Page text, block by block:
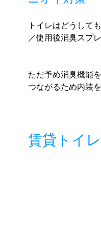
トイレはどうして
／使用後消臭スプ
ただ予め消臭機能
つながるため内装
賃貸トイ